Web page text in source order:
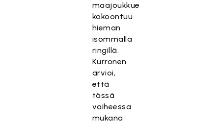
maajoukkue
kokoontuu
hieman
isommalla
ringillä.
Kurronen
arvioi,
että
tässä
vaiheessa
mukana